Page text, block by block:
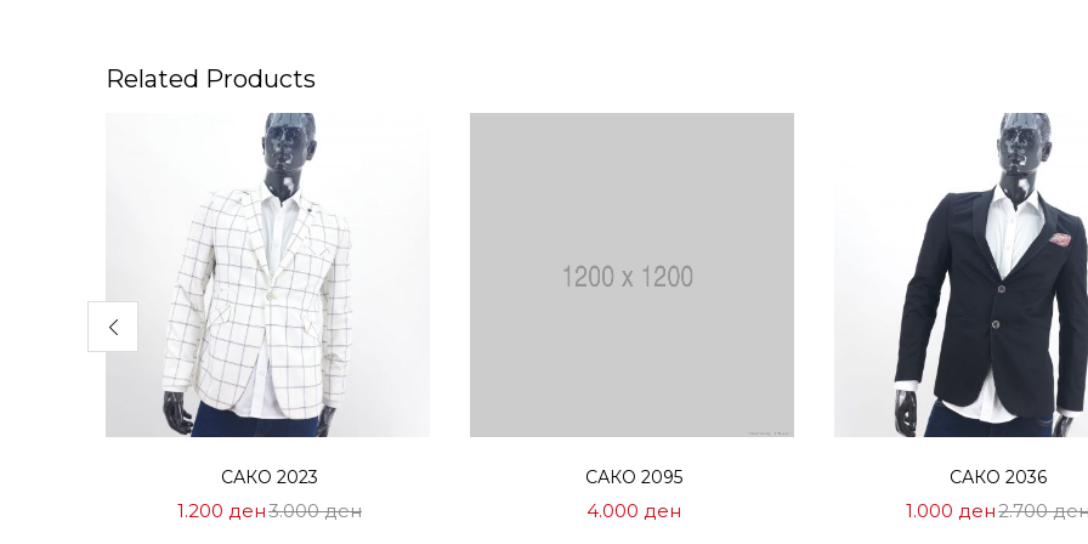
Related Products
САКО 2023
1.200 денЦена
3.000денНормална
САКО 2095
4.000 ден
САКО 2036
1.000 денЦена
2.700